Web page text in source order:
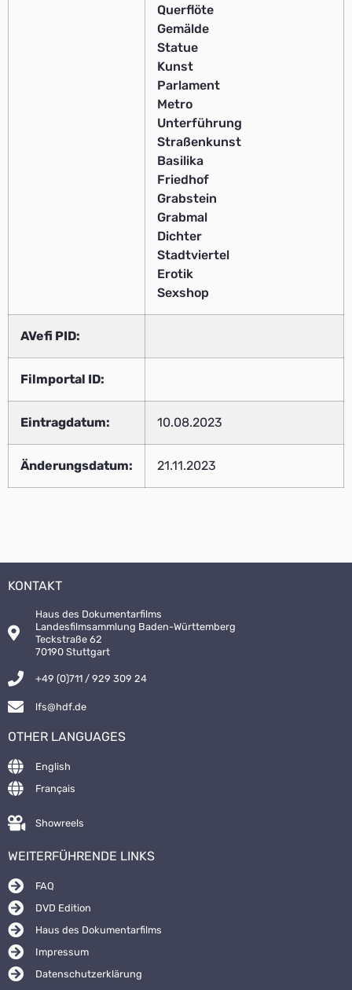
Querflöte
Gemälde
Statue
Kunst
Parlament
Metro
Unterführung
Straßenkunst
Basilika
Friedhof
Grabstein
Grabmal
Dichter
Stadtviertel
Erotik
Sexshop
AVefi PID:
Filmportal ID:
Eintragdatum: 10.08.2023
Änderungsdatum: 21.11.2023
KONTAKT
Haus des Dokumentarfilms
Landesfilmsammlung Baden-Württemberg
Teckstraße 62
70190 Stuttgart
+49 (0)711 / 929 309 24
lfs@hdf.de
OTHER LANGUAGES
English
Français
Showreels
WEITERFÜHRENDE LINKS
FAQ
DVD Edition
Haus des Dokumentarfilms
Impressum
Datenschutzerklärung